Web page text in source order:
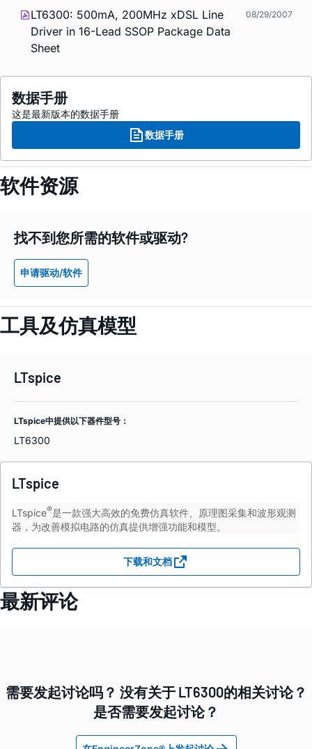
LT6300: 500mA, 200MHz xDSL Line
Driver in 16-Lead SSOP Package Data
Sheet
08/29/2007
数据手册
这是最新版本的数据手册
数据手册
软件资源
找不到您所需的软件或驱动?
申请驱动/软件
工具及仿真模型
LTspice
LTspice中提供以下器件型号：
LT6300
LTspice
LTspice®是一款强大高效的免费仿真软件、原理图采集和波形观测
器，为改善模拟电路的仿真提供增强功能和模型。
下载和文档
最新评论
需要发起讨论吗？ 没有关于 LT6300的相关讨论？
是否需要发起讨论？